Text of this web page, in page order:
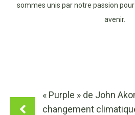
sommes unis par notre passion
avenir.
« Purple » de John
changement